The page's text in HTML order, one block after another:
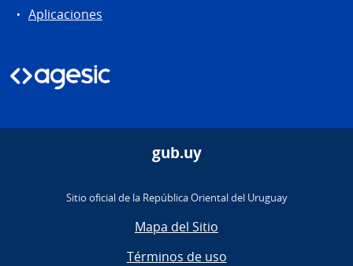
Aplicaciones
gub.uy
Sitio oficial de la República Oriental del Uruguay
Mapa del Sitio
Términos de uso